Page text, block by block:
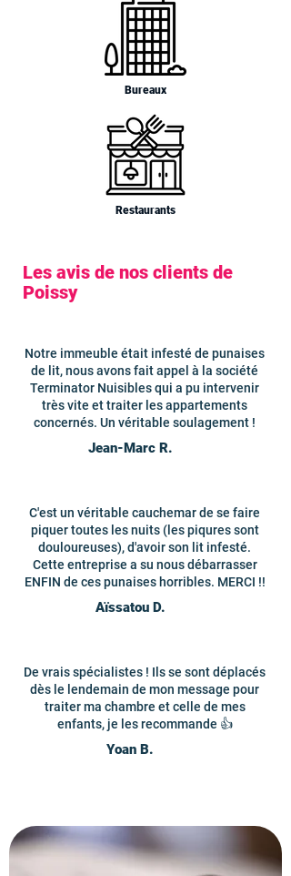
Bureaux
Restaurants
Les avis de nos clients de
Poissy
Notre immeuble était infesté de punaises
de lit, nous avons fait appel à la société
Terminator Nuisibles qui a pu intervenir
très vite et traiter les appartements
concernés. Un véritable soulagement !
Jean-Marc R.
C'est un véritable cauchemar de se faire
piquer toutes les nuits (les piqures sont
douloureuses), d'avoir son lit infesté.
Cette entreprise a su nous débarrasser
ENFIN de ces punaises horribles. MERCI !!
Aïssatou D.
De vrais spécialistes ! Ils se sont déplacés
dès le lendemain de mon message pour
traiter ma chambre et celle de mes
enfants, je les recommande 👍
Yoan B.